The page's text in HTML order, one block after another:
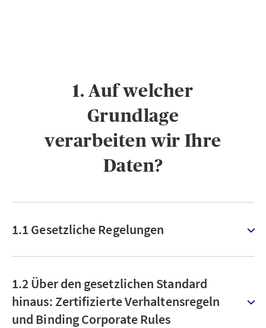
1. Auf welcher
Grundlage
verarbeiten wir Ihre
Daten?
1.1 Gesetzliche Regelungen
1.2 Über den gesetzlichen Standard
hinaus: Zertifizierte Verhaltensregeln
und Binding Corporate Rules